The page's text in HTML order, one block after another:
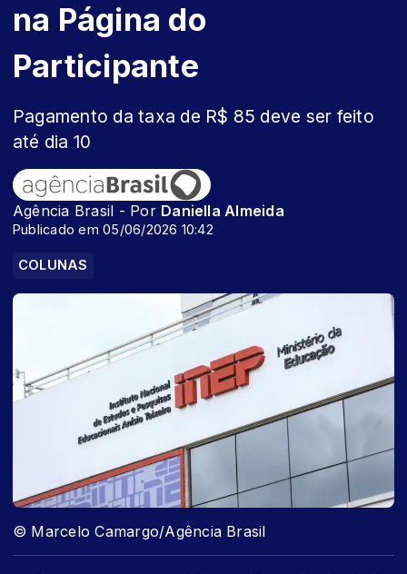
na Página do
Participante
Pagamento da taxa de R$ 85 deve ser feito
até dia 10
Agência Brasil - Por Daniella Almeida
Publicado em 05/06/2026 10:42
COLUNAS
© Marcelo Camargo/Agência Brasil